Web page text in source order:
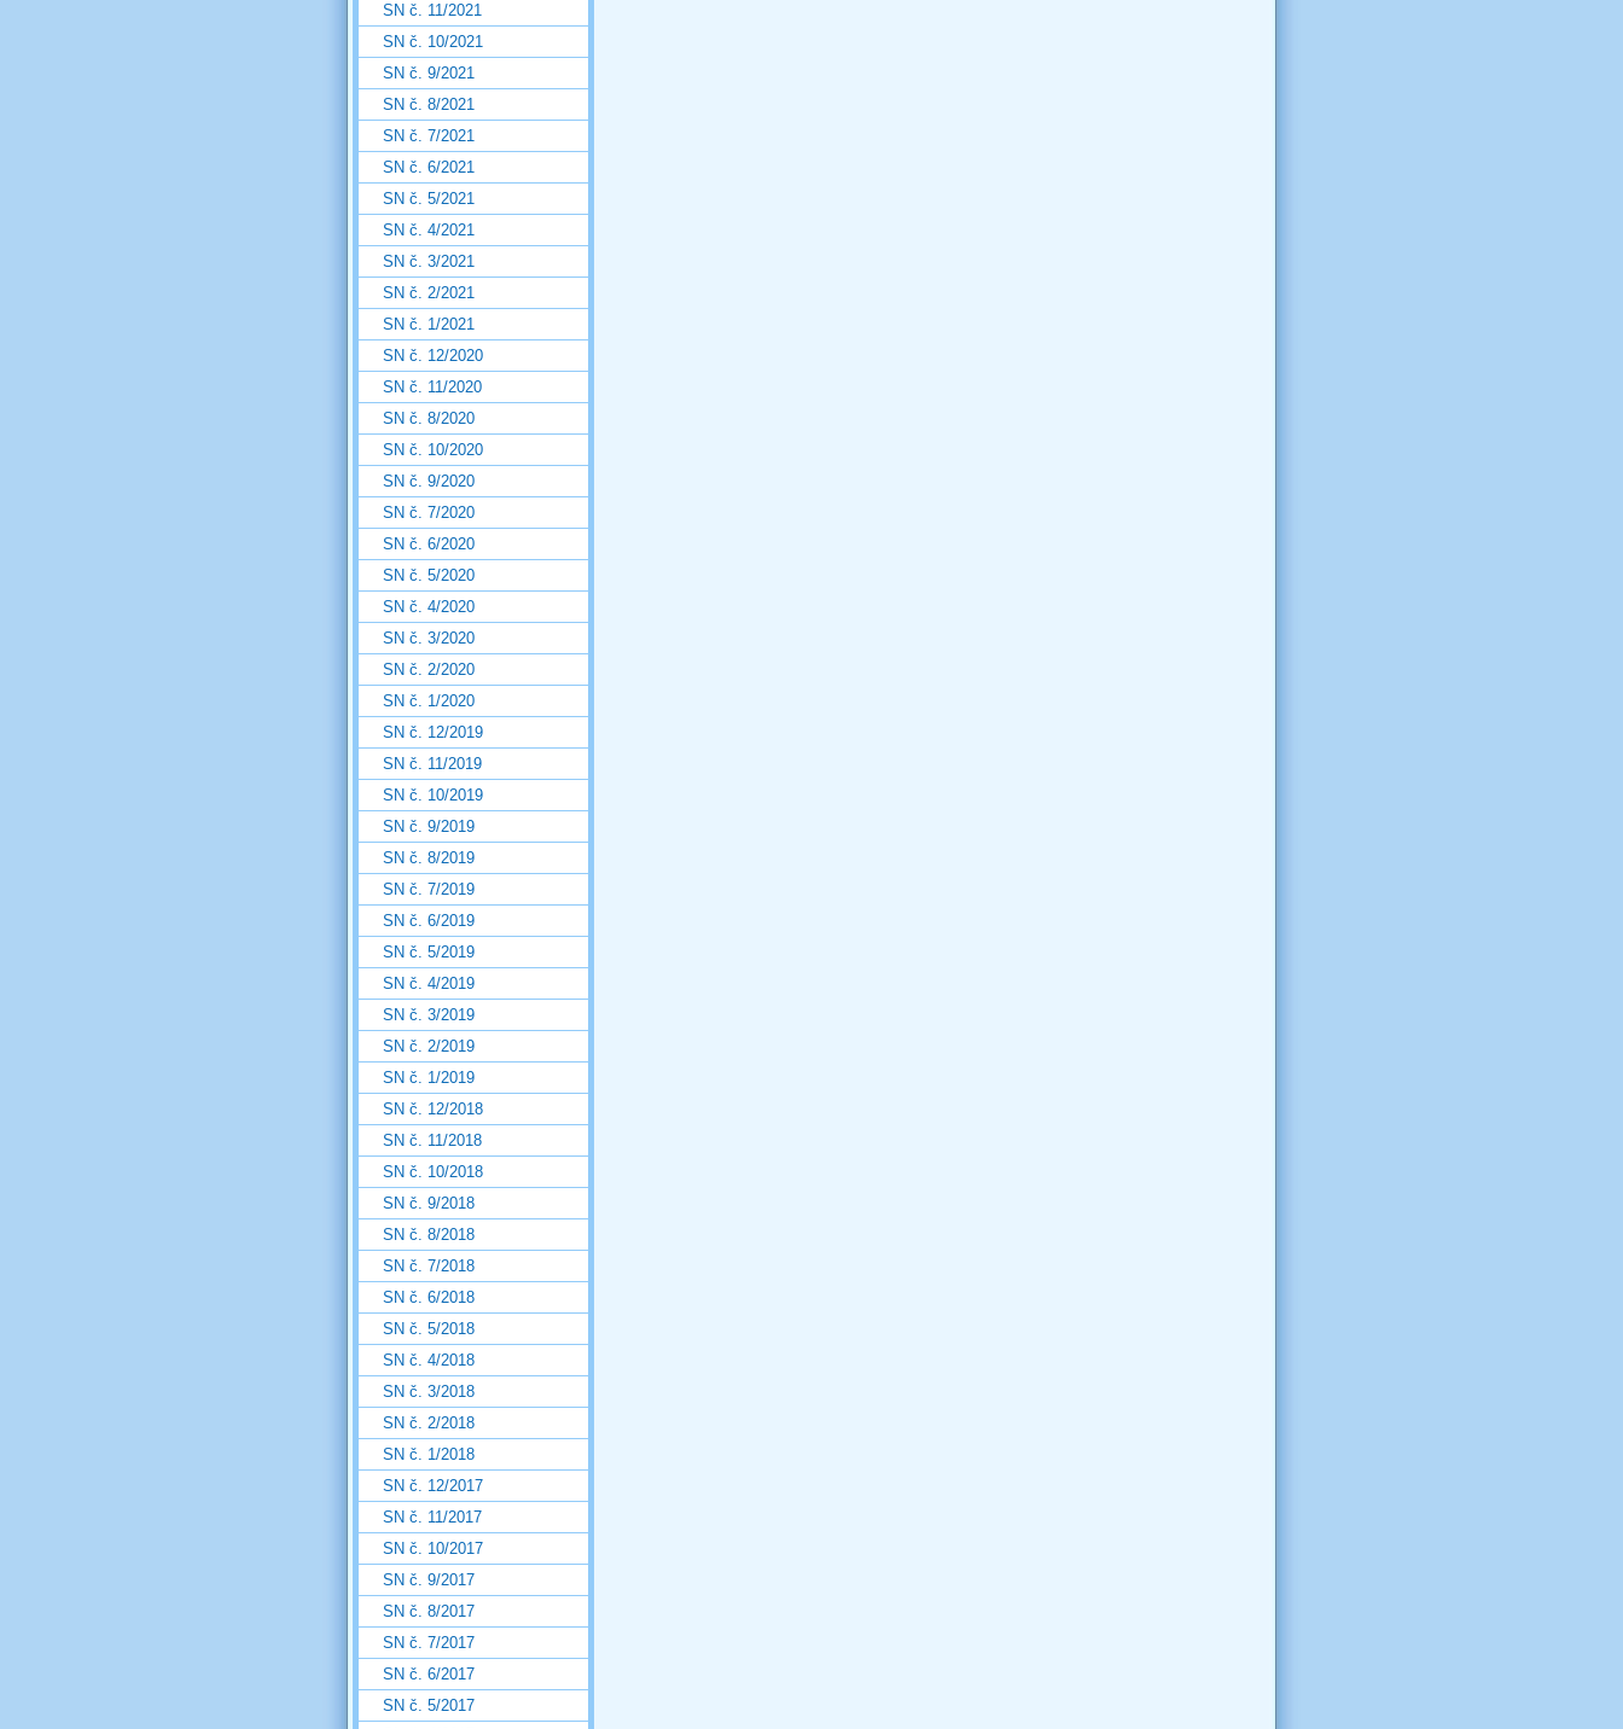
SN č. 11/2021
SN č. 10/2021
SN č. 9/2021
SN č. 8/2021
SN č. 7/2021
SN č. 6/2021
SN č. 5/2021
SN č. 4/2021
SN č. 3/2021
SN č. 2/2021
SN č. 1/2021
SN č. 12/2020
SN č. 11/2020
SN č. 8/2020
SN č. 10/2020
SN č. 9/2020
SN č. 7/2020
SN č. 6/2020
SN č. 5/2020
SN č. 4/2020
SN č. 3/2020
SN č. 2/2020
SN č. 1/2020
SN č. 12/2019
SN č. 11/2019
SN č. 10/2019
SN č. 9/2019
SN č. 8/2019
SN č. 7/2019
SN č. 6/2019
SN č. 5/2019
SN č. 4/2019
SN č. 3/2019
SN č. 2/2019
SN č. 1/2019
SN č. 12/2018
SN č. 11/2018
SN č. 10/2018
SN č. 9/2018
SN č. 8/2018
SN č. 7/2018
SN č. 6/2018
SN č. 5/2018
SN č. 4/2018
SN č. 3/2018
SN č. 2/2018
SN č. 1/2018
SN č. 12/2017
SN č. 11/2017
SN č. 10/2017
SN č. 9/2017
SN č. 8/2017
SN č. 7/2017
SN č. 6/2017
SN č. 5/2017